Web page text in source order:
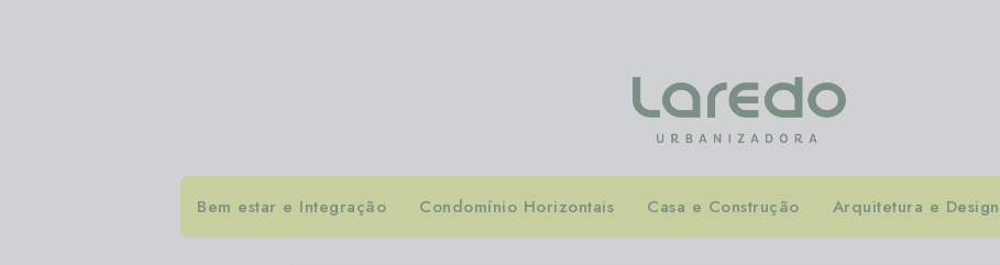
Bem estar e Integração Condomínio Horizontais Casa e Construção Arquitetura e Design